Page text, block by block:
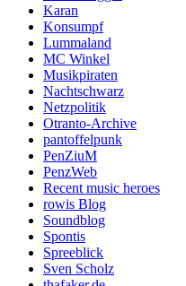
Karan
Konsumpf
Lummaland
MC Winkel
Musikpiraten
Nachtschwarz
Netzpolitik
Otranto-Archive
pantoffelpunk
PenZiuM
PenzWeb
Recent music heroes
rowis Blog
Soundblog
Spontis
Spreeblick
Sven Scholz